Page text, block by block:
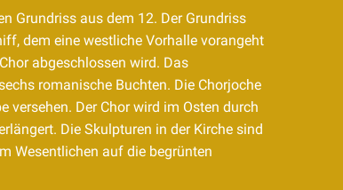
Grundriss aus dem 12. Der Grundriss
dem eine westliche Vorhalle vorangeht
abgeschlossen wird. Das
romanische Buchten. Die Chorjoche
versehen. Der Chor wird im Osten durch
Die Skulpturen in der Kirche sind
Wesentlichen auf die begrünten